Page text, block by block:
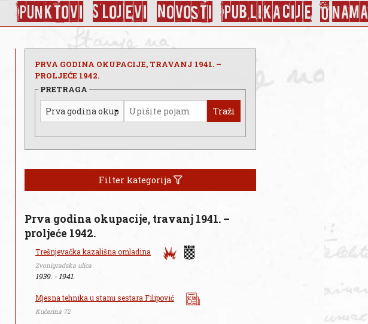
Punktovi Slojevi Novosti Publikacije O nama
PRVA GODINA OKUPACIJE, TRAVANJ 1941. –
PROLJEĆE 1942.
PRETRAGA
Traži
Filter kategorija
Prva godina okupacije, travanj 1941. –
proljeće 1942.
Trešnjevačka kazališna omladina
Zvonigradska ulica
1939. - 1941.
Mjesna tehnika u stanu sestara Filipović
Kučerina 72